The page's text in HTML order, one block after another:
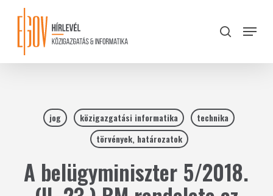
content
search
Menu
jog közigazgatási informatika
technika
törvények, határozatok
A belügyminiszter 5/2018.
Close